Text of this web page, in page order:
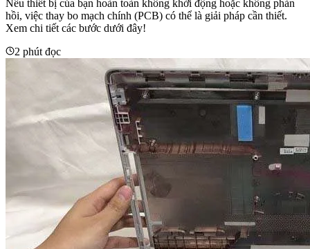
Nếu thiết bị của bạn hoàn toàn không khởi động hoặc không phản
hồi, việc thay bo mạch chính (PCB) có thể là giải pháp cần thiết.
Xem chi tiết các bước dưới đây!
2 phút đọc